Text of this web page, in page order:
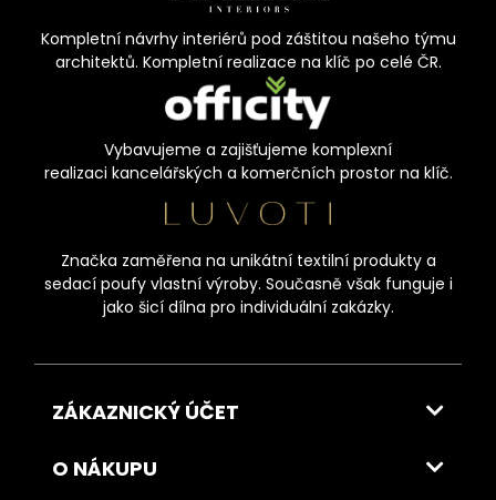
Kompletní návrhy interiérů pod záštitou našeho týmu
architektů. Kompletní realizace na klíč po celé ČR.
Vybavujeme a zajišťujeme komplexní
realizaci kancelářských a komerčních prostor na klíč.
Značka zaměřena na unikátní textilní produkty a
sedací poufy vlastní výroby. Současně však funguje i
jako šicí dílna pro individuální zakázky.
ZÁKAZNICKÝ ÚČET
O NÁKUPU